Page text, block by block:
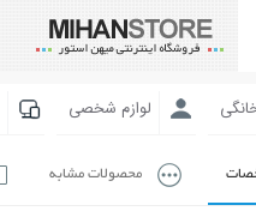
لوازم شخصی
محصولات مشابه